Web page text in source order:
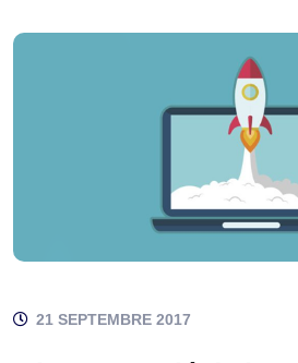
21 SEPTEMBRE 2017